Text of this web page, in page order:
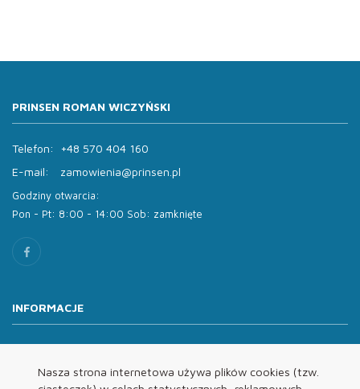
Nasza strona internetowa używa plików cookies (tzw.
PRINSEN ROMAN WICZYŃSKI
Telefon:
+48 570 404 160
E-mail:
zamowienia@prinsen.pl
Godziny otwarcia:
Pon - Pt: 8:00 - 14:00 Sob: zamknięte
INFORMACJE
Oferta